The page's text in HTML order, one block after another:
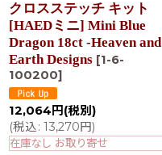
クロスステッチ キット
[HAEDミニ] Mini Blue
Dragon 18ct -Heaven and
Earth Designs [1-6-
100200]
12,064 円 (税別)
(税込: 13,270円)
在庫なし お取り寄せ